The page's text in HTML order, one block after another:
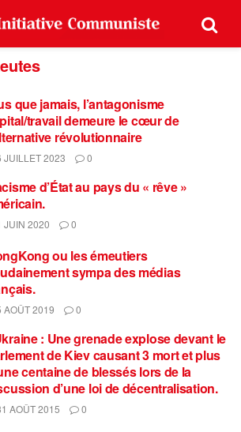
que jamais, l’antagonisme
travail demeure le cœur de
révolutionnaire
2023 0
d’État au pays du « rêve »
2020 0
ou les émeutiers
sympa des médias
2019 0
: Une grenade explose devant le
de Kiev causant 3 mort et plus
centaine de blessés lors de la
d’une loi de décentralisation.
AOÛT 2015 0